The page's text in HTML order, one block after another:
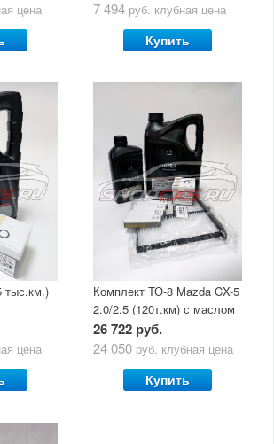
цена 7 494 руб. клубная цена
Купить
тыс.км.)
с
Oil
цена
Комплект ТО-8 Mazda CX-5
2.0/2.5 (120т.км) с маслом
Mazda Original Oil Ultra
5W30
26 722 руб.
24 050 руб. клубная цена
Купить